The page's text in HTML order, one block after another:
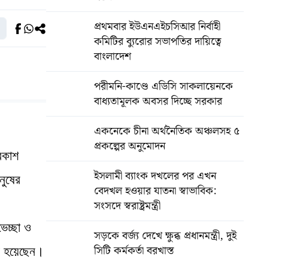
ও
প্রথমবার ইউএনএইচসিআর নির্বাহী
কমিটির ব্যুরোর সভাপতির দায়িত্বে
বাংলাদেশ
পরীমনি-কাণ্ডে এডিসি সাকলায়েনকে
বাধ্যতামূলক অবসর দিচ্ছে সরকার
একনেকে চীনা অর্থনৈতিক অঞ্চলসহ ৫
প্রকল্পের অনুমোদন
ইসলামী ব্যাংক দখলের পর এখন
বেদখল হওয়ার যাতনা স্বাভাবিক:
সংসদে স্বরাষ্ট্রমন্ত্রী
সড়কে বর্জ্য দেখে ক্ষুব্ধ প্রধানমন্ত্রী, দুই
সিটি কর্মকর্তা বরখাস্ত